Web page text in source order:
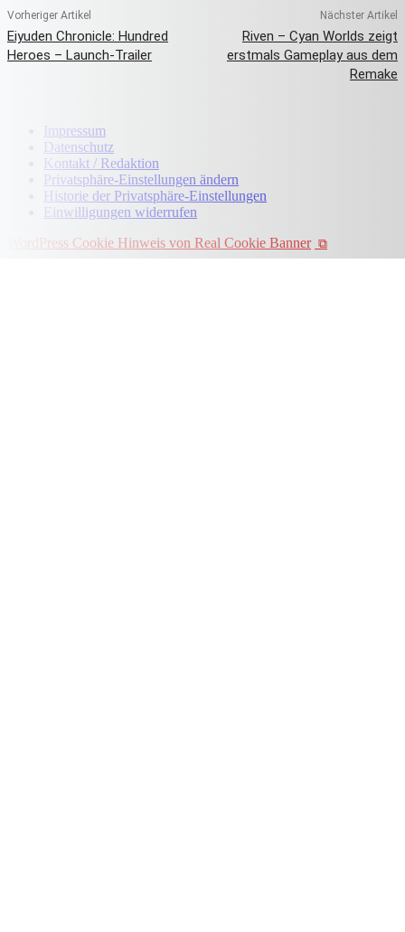
Vorheriger Artikel
Eiyuden Chronicle: Hundred
Heroes – Launch-Trailer
Nächster Artikel
Riven – Cyan Worlds zeigt
erstmals Gameplay aus dem
Remake
Impressum
Datenschutz
Kontakt / Redaktion
Privatsphäre-Einstellungen ändern
Historie der Privatsphäre-Einstellungen
Einwilligungen widerrufen
WordPress Cookie Hinweis von Real Cookie Banner